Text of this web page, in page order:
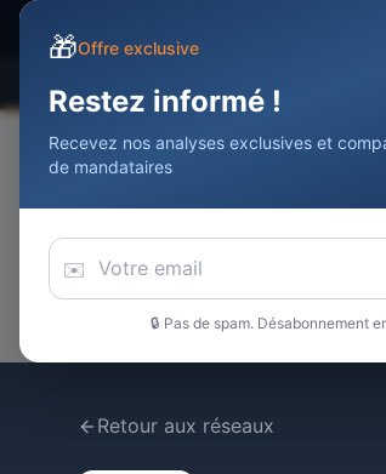
Retour aux réseaux
🎁Offre exclusive
Restez informé !
Recevez nos analyses exclusives et
de mandataires
✉️
🔒 Pas de spam. Désabonnement